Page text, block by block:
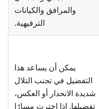
والمرافق والكيانات
الترفيهية.
يمكن أن يساعد هذا
التفضيل في تجنب التلال
شديدة الانحدار أو العكس،
تفضيلها. إذا اخترت مسارًا